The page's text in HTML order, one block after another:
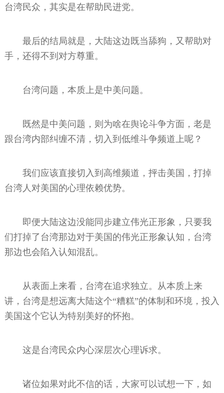
台湾民众，其实是在帮助民进党。
最后的结局就是，大陆这边既当舔狗，又帮助对
手，还得不到对方尊重。
台湾问题，本质上是中美问题。
既然是中美问题，则为啥在舆论斗争方面，老是
跟台湾内部纠缠不清，切入到低维斗争频道上呢？
我们应该直接切入到高维频道，抨击美国，打掉
台湾人对美国的心理依赖优势。
即便大陆这边没能同步建立伟光正形象，只要我
们打掉了台湾那边对于美国的伟光正形象认知，台湾
那边也会陷入认知混乱。
从表面上来看，台湾在追求独立。从本质上来
讲，台湾是想远离大陆这个“糟糕”的体制和环境，投入
美国这个它认为特别美好的怀抱。
这是台湾民众内心深层次心理诉求。
诸位如果对此不信的话，大家可以试想一下，如